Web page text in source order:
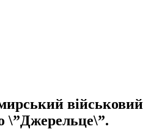
військовий
\”Джерельце\”.